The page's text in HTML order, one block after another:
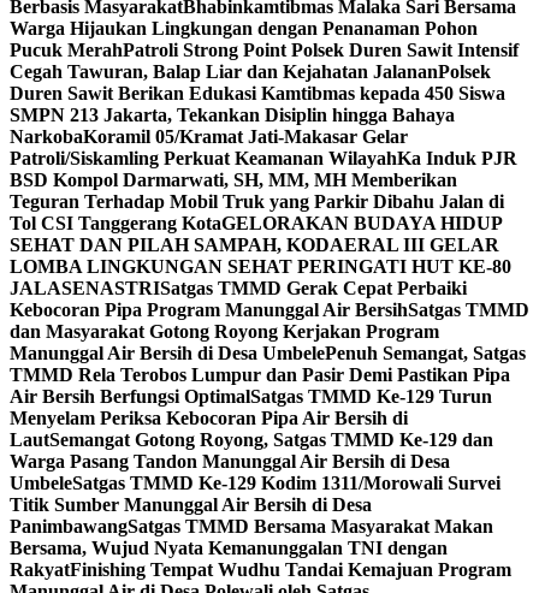
Berbasis MasyarakatBhabinkamtibmas Malaka Sari Bersama
Warga Hijaukan Lingkungan dengan Penanaman Pohon
Pucuk MerahPatroli Strong Point Polsek Duren Sawit Intensif
Cegah Tawuran, Balap Liar dan Kejahatan JalananPolsek
Duren Sawit Berikan Edukasi Kamtibmas kepada 450 Siswa
SMPN 213 Jakarta, Tekankan Disiplin hingga Bahaya
NarkobaKoramil 05/Kramat Jati-Makasar Gelar
Patroli/Siskamling Perkuat Keamanan WilayahKa Induk PJR
BSD Kompol Darmarwati, SH, MM, MH Memberikan
Teguran Terhadap Mobil Truk yang Parkir Dibahu Jalan di
Tol CSI Tanggerang KotaGELORAKAN BUDAYA HIDUP
SEHAT DAN PILAH SAMPAH, KODAERAL III GELAR
LOMBA LINGKUNGAN SEHAT PERINGATI HUT KE-80
JALASENASTRISatgas TMMD Gerak Cepat Perbaiki
Kebocoran Pipa Program Manunggal Air BersihSatgas TMMD
dan Masyarakat Gotong Royong Kerjakan Program
Manunggal Air Bersih di Desa UmbelePenuh Semangat, Satgas
TMMD Rela Terobos Lumpur dan Pasir Demi Pastikan Pipa
Air Bersih Berfungsi OptimalSatgas TMMD Ke-129 Turun
Menyelam Periksa Kebocoran Pipa Air Bersih di
LautSemangat Gotong Royong, Satgas TMMD Ke-129 dan
Warga Pasang Tandon Manunggal Air Bersih di Desa
UmbeleSatgas TMMD Ke-129 Kodim 1311/Morowali Survei
Titik Sumber Manunggal Air Bersih di Desa
PanimbawangSatgas TMMD Bersama Masyarakat Makan
Bersama, Wujud Nyata Kemanunggalan TNI dengan
RakyatFinishing Tempat Wudhu Tandai Kemajuan Program